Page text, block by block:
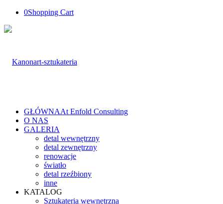
0Shopping Cart
GŁÓWNAAt Enfold Consulting
O NAS
GALERIA
detal wewnętrzny
detal zewnętrzny
renowacje
światło
detal rzeźbiony
inne
KATALOG
Sztukateria wewnętrzna